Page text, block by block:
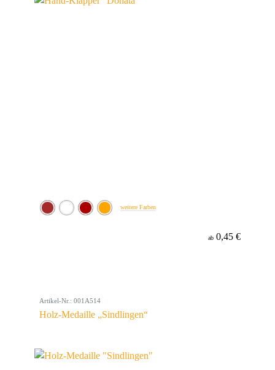
weitere Farben
ab 0,45 €
Artikel-Nr.: 001A514
Holz-Medaille „Sindlingen“